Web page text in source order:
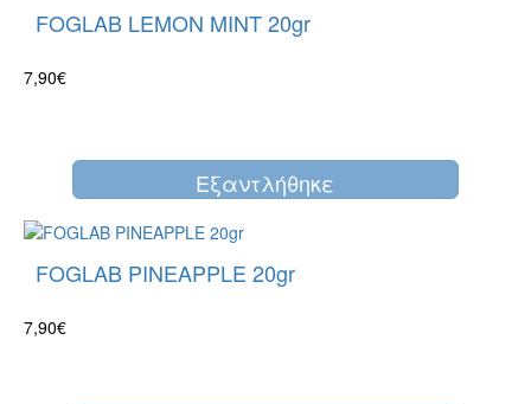
FOGLAB LEMON MINT 20gr
7,90€
Eξαντλήθηκε
FOGLAB PINEAPPLE 20gr
7,90€